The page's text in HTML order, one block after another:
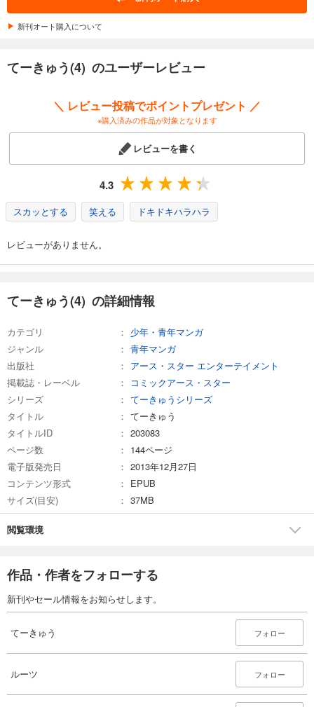
てーきゅう(13)
試し読み
あらすじを表示する
てーきゅう(14)
あらすじを表示する
660
円 (税込)
あらすじを表示する
新刊オート購入について
てーきゅう(4) のユーザーレビュー
＼ レビュー投稿でポイントプレゼント ／
※購入済みの作品が対象となります
レビューを書く
4.3
スカッとする 笑える ドキドキハラハラ
レビューがありません。
てーきゅう(4) の詳細情報
カテゴリ
少年・青年マンガ
ジャンル
青年マンガ
出版社
アース・スター エンターテイメント
掲載誌・レーベル
コミックアース・スター
シリーズ
てーきゅうシリーズ
タイトル
てーきゅう
タイトルID
203083
ページ数
144ページ
電子版発売日
2013年12月27日
コンテンツ形式
EPUB
サイズ(目安)
37MB
閲覧環境
作品・作者をフォローする
新刊やセール情報をお知らせします。
てーきゅう フォロー
ルーツ フォロー